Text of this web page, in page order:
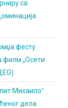
са
фесту
филм „Осети
Михаилоˮ
дела